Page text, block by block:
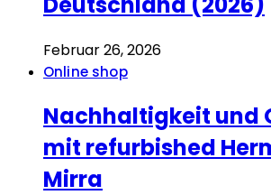
Februar 26, 2026
Online shop
Nachhaltigkeit und
mit refurbished
Mirra